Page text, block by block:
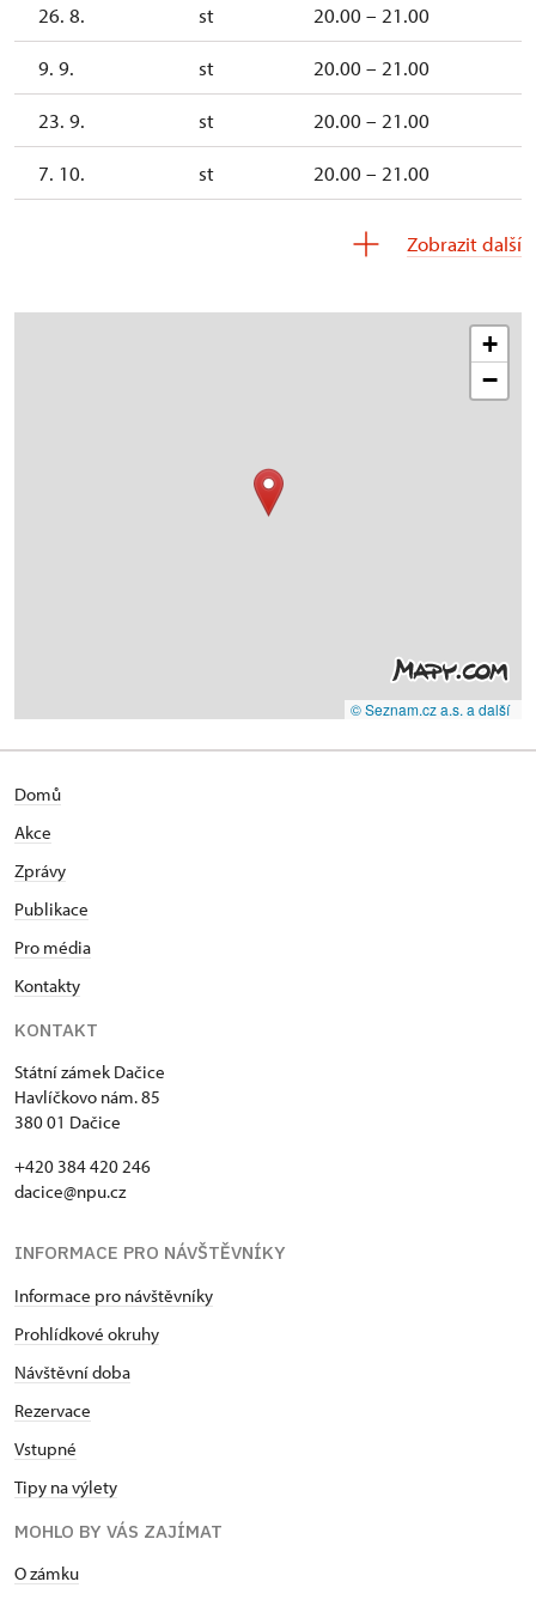
26. 8. st 20.00 – 21.00
9. 9. st 20.00 – 21.00
23. 9. st 20.00 – 21.00
7. 10. st 20.00 – 21.00
20.00 – 21.00
Zobrazit další
+
−
© Seznam.cz a.s. a další
Domů
Akce
Zprávy
Publikace
Pro média
Kontakty
KONTAKT
Státní zámek Dačice
Havlíčkovo nám. 85
380 01 Dačice
+420 384 420 246
dacice@npu.cz
INFORMACE PRO NÁVŠTĚVNÍKY
Informace pro návštěvníky
Prohlídkové okruhy
Návštěvní doba
Rezervace
Vstupné
Tipy na výlety
MOHLO BY VÁS ZAJÍMAT
O zámku